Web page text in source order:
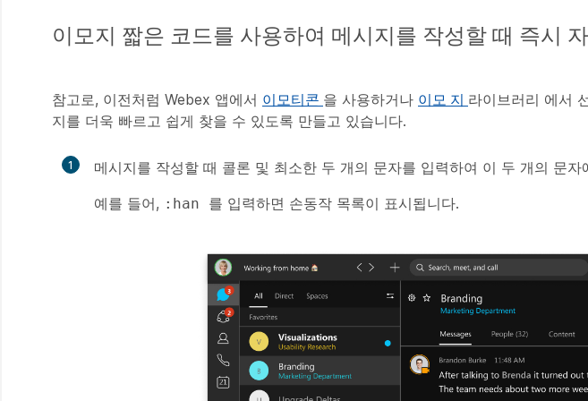
이모지 짧은 코드를 사용하여 메시지를 작성할 때 즉시
참고로, 이전처럼 Webex 앱에서 이모티콘 을 사용하거나 이모 지 라이브러리 에서
지를 더욱 빠르고 쉽게 찾을 수 있도록 만들고 있습니다.
1
메시지를 작성할 때 콜론 및 최소한 두 개의 문자를 입력하여 이 두 개의 문
예를 들어, :han 를 입력하면 손동작 목록이 표시됩니다.